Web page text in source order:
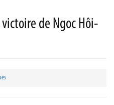
de Ngoc Hôi-